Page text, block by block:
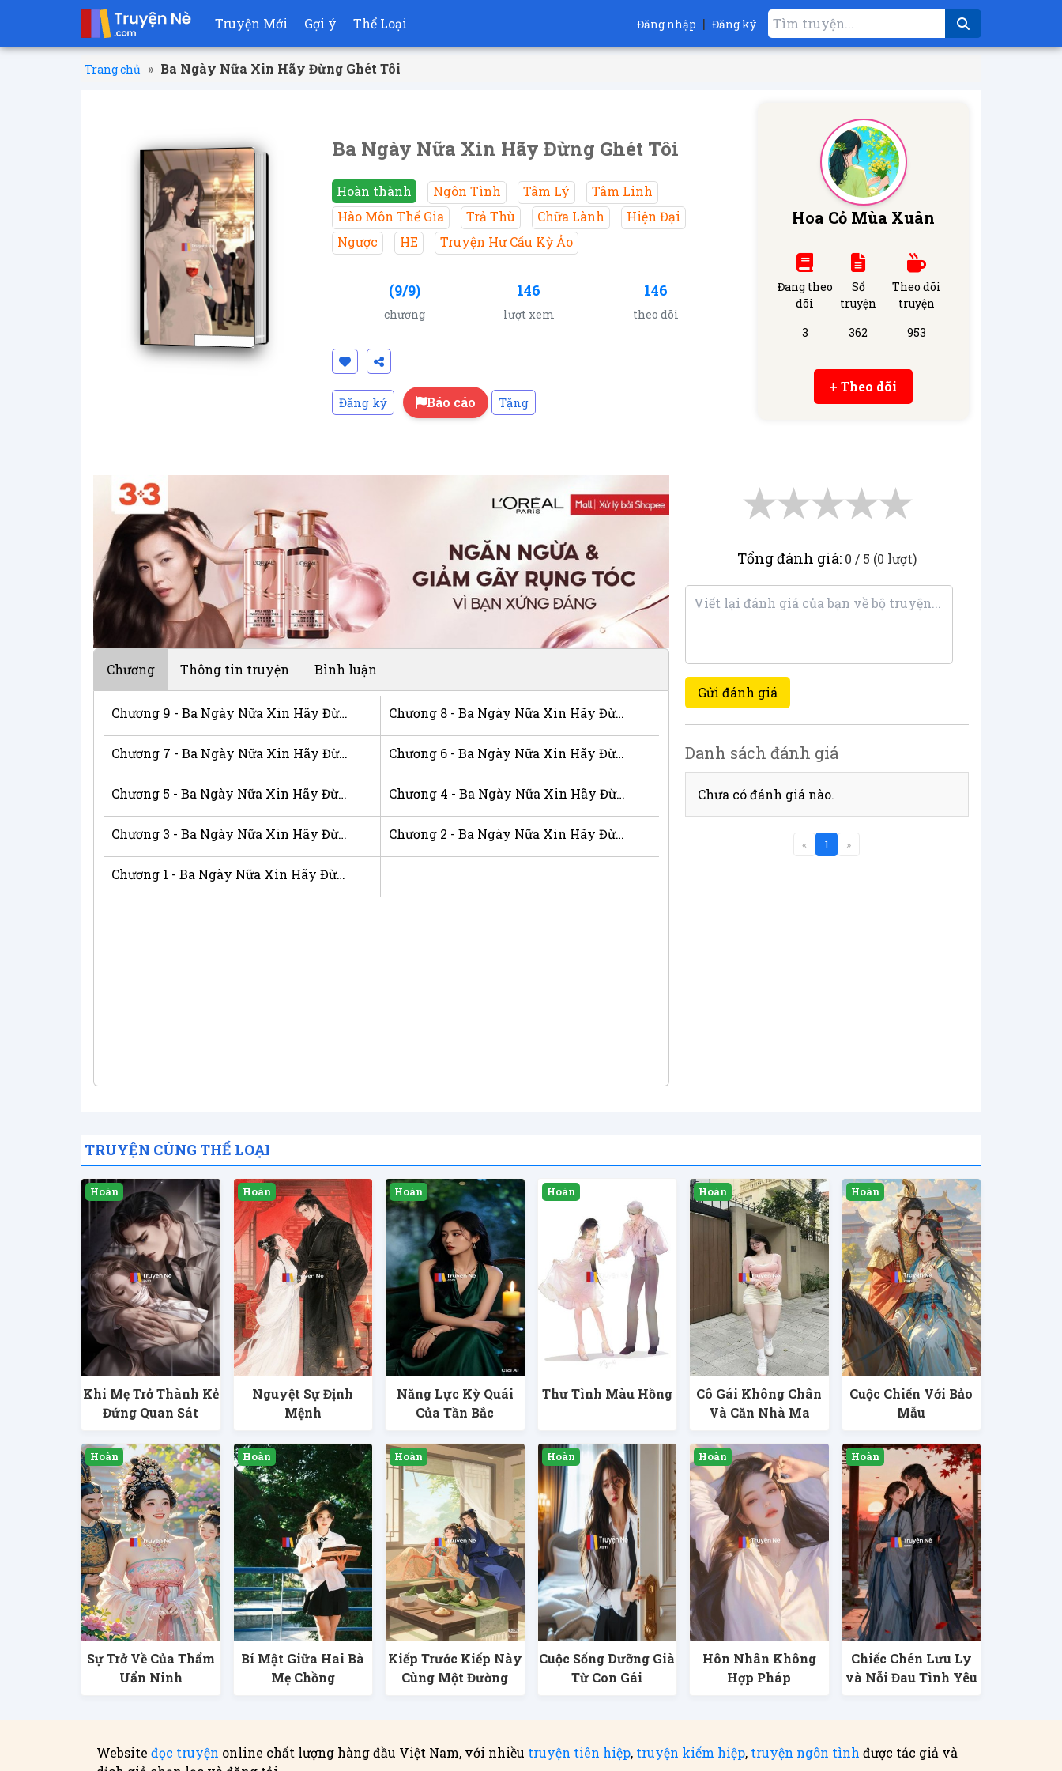
Truyện Mới Gợi ý Thể Loại Đăng nhập | Đăng ký
Trang chủ » Ba Ngày Nữa Xin Hãy Đừng Ghét Tôi
Ba Ngày Nữa Xin Hãy Đừng Ghét Tôi
Hoàn thành Ngôn Tình Tâm Lý
Tâm Linh
Hào Môn Thế Gia
Trả Thù Chữa Lành
Hiện Đại
Ngược
HE Truyện Hư Cấu Kỳ Ảo
(9/9)
chương
146
lượt xem
146
theo dõi
Đăng ký Báo cáo Tặng
Hoa Cỏ Mùa Xuân
Đang theo
dõi
3
Số
truyện
362
Theo dõi
truyện
953
+ Theo dõi
Chương Thông tin truyện Bình luận
Chương 9 - Ba Ngày Nữa Xin Hãy Đừng Ghét Tôi Chương 8 - Ba Ngày Nữa Xin Hãy Đừng Ghét Tôi
Chương 7 - Ba Ngày Nữa Xin Hãy Đừng Ghét Tôi Chương 6 - Ba Ngày Nữa Xin Hãy Đừng Ghét Tôi
Chương 5 - Ba Ngày Nữa Xin Hãy Đừng Ghét Tôi Chương 4 - Ba Ngày Nữa Xin Hãy Đừng Ghét Tôi
Chương 3 - Ba Ngày Nữa Xin Hãy Đừng Ghét Tôi Chương 2 - Ba Ngày Nữa Xin Hãy Đừng Ghét Tôi
Chương 1 - Ba Ngày Nữa Xin Hãy Đừng Ghét Tôi
★
★
★
★
★
Tổng đánh giá: 0 / 5 (0 lượt)
Gửi đánh giá
Danh sách đánh giá
Chưa có đánh giá nào.
« 1 »
TRUYỆN CÙNG THỂ LOẠI
Khi Mẹ Trở Thành Kẻ
Đứng Quan Sát
Nguyệt Sự Định
Mệnh
Năng Lực Kỳ Quái
Của Tần Bắc
Thư Tình Màu Hồng
Cô Gái Không Chân
Và Căn Nhà Ma
Cuộc Chiến Với Bảo
Mẫu
Sự Trở Về Của Thẩm
Uẩn Ninh
Bí Mật Giữa Hai Bà
Mẹ Chồng
Kiếp Trước Kiếp Này
Cùng Một Đường
Cuộc Sống Dưỡng Già
Từ Con Gái
Hôn Nhân Không
Hợp Pháp
Chiếc Chén Lưu Ly
và Nỗi Đau Tình Yêu
Website đọc truyện online chất lượng hàng đầu Việt Nam, với nhiều truyện tiên hiệp, truyện kiếm hiệp, truyện ngôn tình được tác giả và